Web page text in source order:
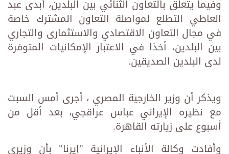
وفيما يتعلق بالتعاون الثنائي بين البلدين، أبدى عبد
العاطي التطلع لمواصلة التعاون المشترك خاصة
في مجال التعاون الاقتصادي والاستثمارى والتجاري
بين البلدين، أخذا في الاعتبار الإمكانيات المتوفرة
لدى البلدين الصديقين.
ويذكر أن وزير الخارجية المصري ، أجرى أمس السبت
مع نظيره الإيراني عباس عراقجي، بعد أقل من
أسبوع على زيارته القاهرة.
وأفادت وكالة الأنباء الإيرانية "إيرنا" بأن وزيري